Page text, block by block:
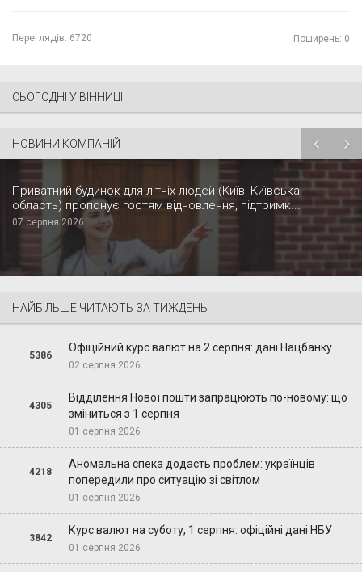
Переглядів: 6720 Поширень: 0
СЬОГОДНІ У ВІННИЦІ
НОВИНИ КОМПАНІЙ
Приватний будинок для літніх людей (Київ, Київська
область) пропонує гостям відновлення, підтримк...
07 серпня 2026
НАЙБІЛЬШЕ ЧИТАЮТЬ ЗА ТИЖДЕНЬ
5386
Офіційний курс валют на 2 серпня: дані Нацбанку
02 серпня 2026
4305
Відділення Нової пошти запрацюють по-новому: що
зміниться з 1 серпня
01 серпня 2026
4218
Аномальна спека додасть проблем: українців
попередили про ситуацію зі світлом
01 серпня 2026
3842
Курс валют на суботу, 1 серпня: офіційні дані НБУ
01 серпня 2026